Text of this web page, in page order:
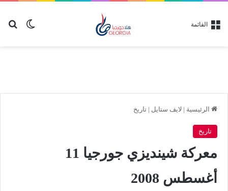
الوضع القائمة
الرئيسية | لايف ستايل | تاريخ
تاريخ
معركة شينديزي جورجيا 11
أغسطس 2008